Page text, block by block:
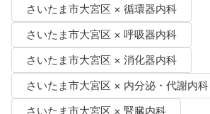
さいたま市大宮区 × 循環器内科
さいたま市大宮区 × 呼吸器内科
さいたま市大宮区 × 消化器内科
さいたま市大宮区 × 内分泌・代謝内科
さいたま市大宮区 × 腎臓内科